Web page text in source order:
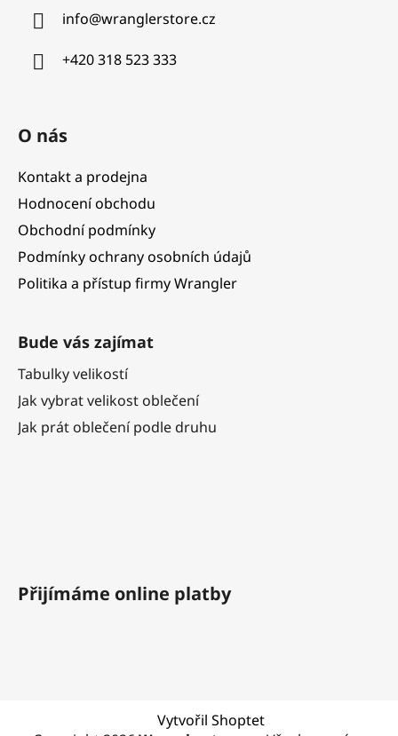
info@wranglerstore.cz
+420 318 523 333
O nás
Kontakt a prodejna
Hodnocení obchodu
Obchodní podmínky
Podmínky ochrany osobních údajů
Politika a přístup firmy Wrangler
Bude vás zajímat
Tabulky velikostí
Jak vybrat velikost oblečení
Jak prát oblečení podle druhu
Přijímáme online platby
Vytvořil Shoptet